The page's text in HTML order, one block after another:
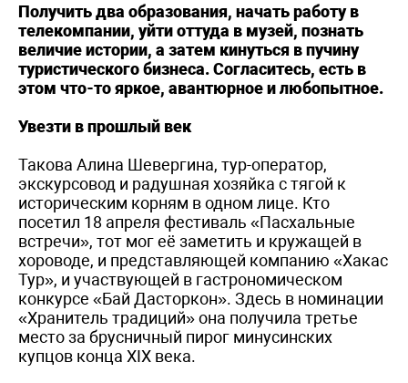
Получить два образования, начать работу в
телекомпании, уйти оттуда в музей, познать
величие истории, а затем кинуться в пучину
туристического бизнеса. Согласитесь, есть в
этом что-то яркое, авантюрное и любопытное.
Увезти в прошлый век
Такова Алина Шевергина, тур-оператор,
экскурсовод и радушная хозяйка с тягой к
историческим корням в одном лице. Кто
посетил 18 апреля фестиваль «Пасхальные
встречи», тот мог её заметить и кружащей в
хороводе, и представляющей компанию «Хакас
Тур», и участвующей в гастрономическом
конкурсе «Бай Дасторкон». Здесь в номинации
«Хранитель традиций» она получила третье
место за брусничный пирог минусинских
купцов конца XIX века.